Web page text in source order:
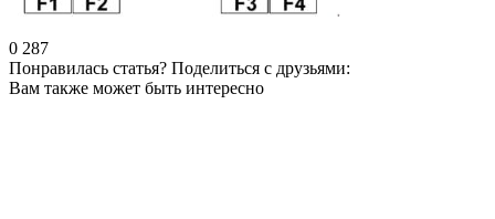
0 287
Понравилась статья? Поделиться с друзьями:
Вам также может быть интересно